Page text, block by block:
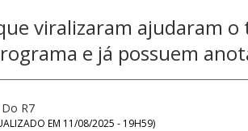
viralizaram ajudaram
e já possuem
Do R7
EM 11/08/2025 - 19H59)